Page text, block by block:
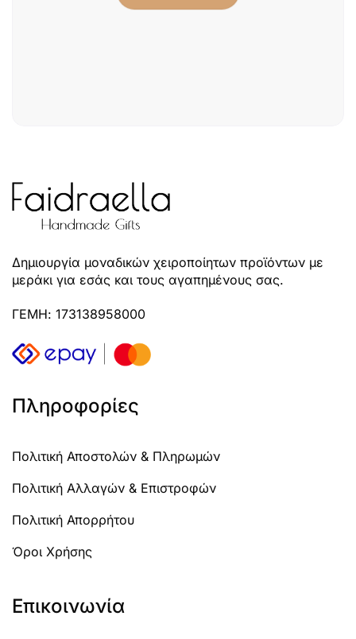
Δημιουργία μοναδικών χειροποίητων προϊόντων με
μεράκι για εσάς και τους αγαπημένους σας.
ΓΕΜΗ: 173138958000
Πληροφορίες
Πολιτική Αποστολών & Πληρωμών
Πολιτική Αλλαγών & Επιστροφών
Πολιτική Απορρήτου
Όροι Χρήσης
Επικοινωνία